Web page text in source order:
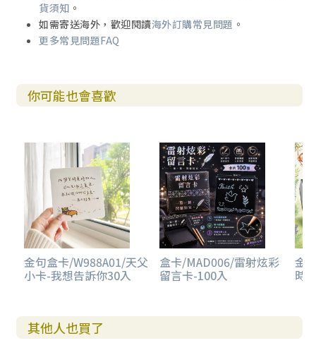
貨須知 。
如需寄送海外，歡迎閱讀海外訂購常見問題 。
更多常見問題FAQ
你可能也會喜歡
金句盒卡/W988A01/天父
小卡-我想告訴你30入
盒卡/MAD006/雷射炫彩
留言卡-100入
金
時
其他人也買了